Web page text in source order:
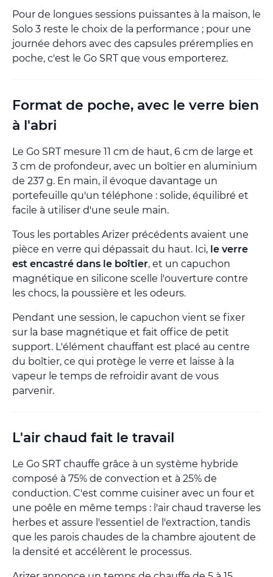
Pour de longues sessions puissantes à la maison, le
Solo 3 reste le choix de la performance ; pour une
journée dehors avec des capsules préremplies en
poche, c'est le Go SRT que vous emporterez.
Format de poche, avec le verre bien
à l'abri
Le Go SRT mesure 11 cm de haut, 6 cm de large et
3 cm de profondeur, avec un boîtier en aluminium
de 237 g. En main, il évoque davantage un
portefeuille qu'un téléphone : solide, équilibré et
facile à utiliser d'une seule main.
Tous les portables Arizer précédents avaient une
pièce en verre qui dépassait du haut. Ici, le verre
est encastré dans le boîtier, et un capuchon
magnétique en silicone scelle l'ouverture contre
les chocs, la poussière et les odeurs.
Pendant une session, le capuchon vient se fixer
sur la base magnétique et fait office de petit
support. L'élément chauffant est placé au centre
du boîtier, ce qui protège le verre et laisse à la
vapeur le temps de refroidir avant de vous
parvenir.
L'air chaud fait le travail
Le Go SRT chauffe grâce à un système hybride
composé à 75% de convection et à 25% de
conduction. C'est comme cuisiner avec un four et
une poêle en même temps : l'air chaud traverse les
herbes et assure l'essentiel de l'extraction, tandis
que les parois chaudes de la chambre ajoutent de
la densité et accélèrent le processus.